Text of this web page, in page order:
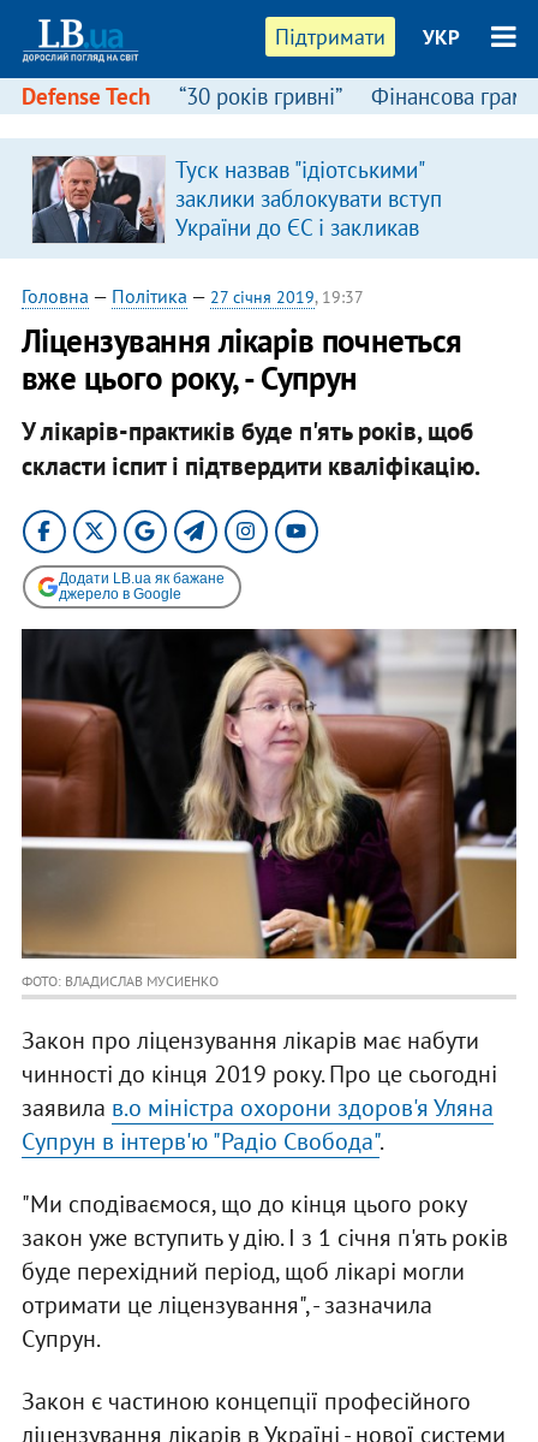
Підтримати УКР
Defense Tech “30 років гривні” Фінансова
Туск назвав "ідіотськими"
заклики заблокувати вступ
України до ЄС і закликав
припинити антиукраїнську
риторику
Головна — Політика — 27 січня 2019, 19:37
Ліцензування лікарів почнеться
вже цього року, - Супрун
У лікарів-практиків буде п'ять років, щоб
скласти іспит і підтвердити кваліфікацію.
Додати LB.ua як бажане
джерело в Google
ФОТО: ВЛАДИСЛАВ МУСИЕНКО
Закон про ліцензування лікарів має набути
чинності до кінця 2019 року. Про це сьогодні
заявила в.о міністра охорони здоров'я Уляна
Супрун в інтерв'ю "Радіо Свобода".
"Ми сподіваємося, що до кінця цього року
закон уже вступить у дію. І з 1 січня п'ять років
буде перехідний період, щоб лікарі могли
отримати це ліцензування", - зазначила
Супрун.
Закон є частиною концепції професійного
ліцензування лікарів в Україні - нової системи